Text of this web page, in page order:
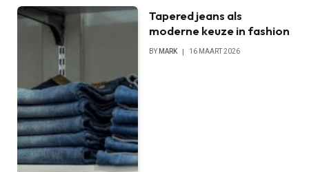
Tapered jeans als
moderne keuze in fashion
BY MARK 16 MAART 2026